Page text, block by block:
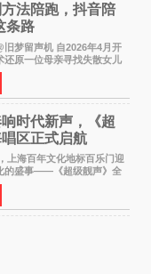
法陪跑，抖音陪
条路
梦留声机 自2026年4月开
还原一位母亲寻找失散女儿
达获得大量用户关注，发
1亿曝光、超1000万互动。
时代新声，《超
区正式启航
海百年文化地标百乐门迎
的盛事——《超级靓声》全
海唱区新闻发布会暨启动
各界领导、嘉宾与媒体朋友